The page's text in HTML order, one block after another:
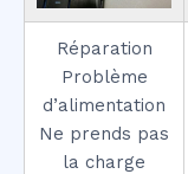
Réparation
Problème
d’alimentation
Ne prends pas
la charge